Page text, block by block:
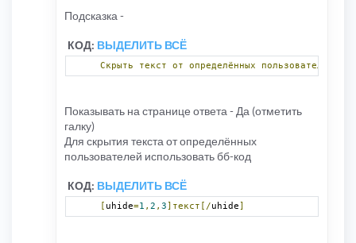
Подсказка -
КОД: ВЫДЕЛИТЬ ВСЁ
Скрыть текст от определённых пользователей:
Показывать на странице ответа - Да (отметить
галку)
Для скрытия текста от определённых
пользователей использовать бб-код
КОД: ВЫДЕЛИТЬ ВСЁ
[ uhide=1 , 2 , 3]текст[/uhide]